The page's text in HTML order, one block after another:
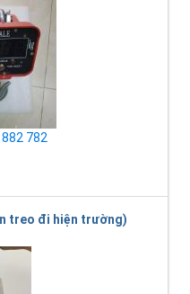
882 782
treo đi hiện trường)